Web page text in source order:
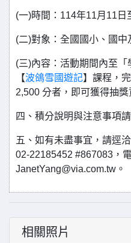
(一)時間：114年11月11日
(二)對象：全國國小、國中
(三)內容：活動期間內至
【波鴿雪國遊記】課程，
2,500 分者，即可獲得抽獎
四、積分說明與注意事項
五、如有未盡事宜，請逕
02-22185452 #867083，
JanetYang@via.com.tw。
相關照片